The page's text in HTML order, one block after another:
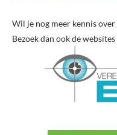
Wil je nog meer kennis
Bezoek dan ook de